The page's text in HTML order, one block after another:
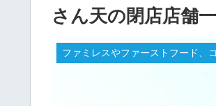
さん天の閉店店舗
ファミレスやファーストフード、